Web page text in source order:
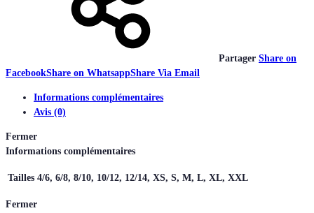
Partager Share on
FacebookShare on WhatsappShare Via Email
Informations complémentaires
Avis (0)
Fermer
Informations complémentaires
Tailles 4/6, 6/8, 8/10, 10/12, 12/14, XS, S, M, L, XL, XXL
Fermer